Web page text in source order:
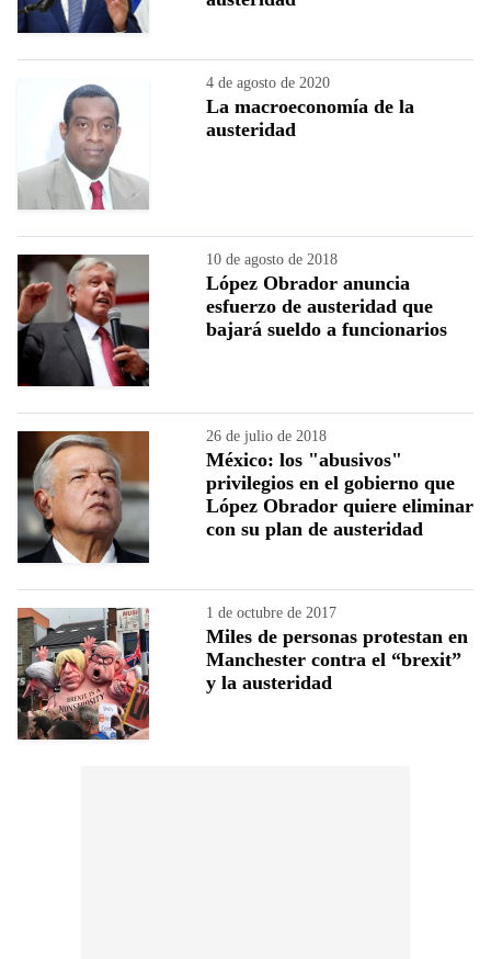
4 de agosto de 2020
La macroeconomía de la
austeridad
10 de agosto de 2018
López Obrador anuncia
esfuerzo de austeridad que
bajará sueldo a funcionarios
26 de julio de 2018
México: los "abusivos"
privilegios en el gobierno que
López Obrador quiere eliminar
con su plan de austeridad
1 de octubre de 2017
Miles de personas protestan en
Manchester contra el “brexit”
y la austeridad